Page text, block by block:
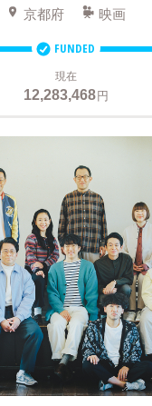
京都府 映画
FUNDED
現在
12,283,468円